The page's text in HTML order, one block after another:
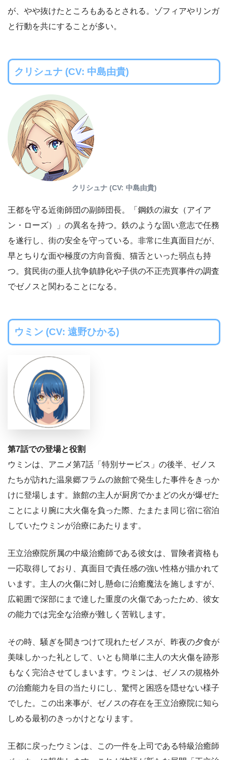
が、やや抜けたところもあるとされる。ゾフィアやリンガ
と行動を共にすることが多い。
クリシュナ (CV: 中島由貴)
クリシュナ (CV: 中島由貴)
王都を守る近衛師団の副師団長。「鋼鉄の淑女（アイア
ン・ローズ）」の異名を持つ。鉄のような固い意志で任務
を遂行し、街の安全を守っている。非常に生真面目だが、
早とちりな面や極度の方向音痴、猫舌といった弱点も持
つ。貧民街の亜人抗争鎮静化や子供の不正売買事件の調査
でゼノスと関わることになる。
ウミン (CV: 遠野ひかる)
第7話での登場と役割
ウミンは、アニメ第7話「特別サービス」の後半、ゼノス
たちが訪れた温泉郷フラムの旅館で発生した事件をきっか
けに登場します。旅館の主人が厨房でかまどの火が爆ぜた
ことにより腕に大火傷を負った際、たまたま同じ宿に宿泊
していたウミンが治療にあたります。
王立治療院所属の中級治癒師である彼女は、冒険者資格も
一応取得しており、真面目で責任感の強い性格が描かれて
います。主人の火傷に対し懸命に治癒魔法を施しますが、
広範囲で深部にまで達した重度の火傷であったため、彼女
の能力では完全な治療が難しく苦戦します。
その時、騒ぎを聞きつけて現れたゼノスが、昨夜の夕食が
美味しかった礼として、いとも簡単に主人の大火傷を跡形
もなく完治させてしまいます。ウミンは、ゼノスの規格外
の治癒能力を目の当たりにし、驚愕と困惑を隠せない様子
でした。この出来事が、ゼノスの存在を王立治療院に知ら
しめる最初のきっかけとなります。
王都に戻ったウミンは、この一件を上司である特級治癒師